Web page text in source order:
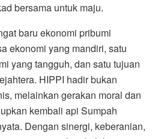
bersama untuk maju.
baru ekonomi pribumi
ekonomi yang mandiri, satu
yang tangguh, dan satu tujuan
HIPPI hadir bukan
melainkan gerakan moral dan
kembali api Sumpah
Dengan sinergi, keberanian,